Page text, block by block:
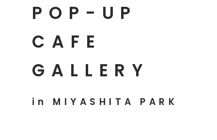
POP-UP
CAFE
GALLERY
in MIYASHITA PARK